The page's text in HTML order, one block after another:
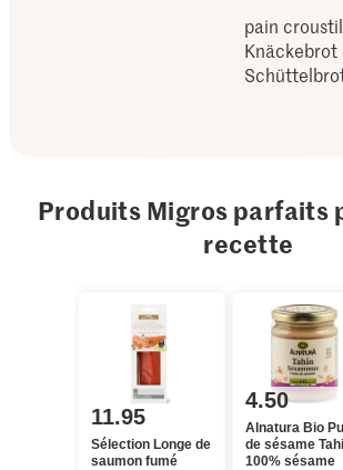
pain
Knäckebrot
Produits Migros parfaits
recette
11.95
Sélection Longe de
saumon fumé
4.50
Alnatura Bio
de sésame
100% sésame